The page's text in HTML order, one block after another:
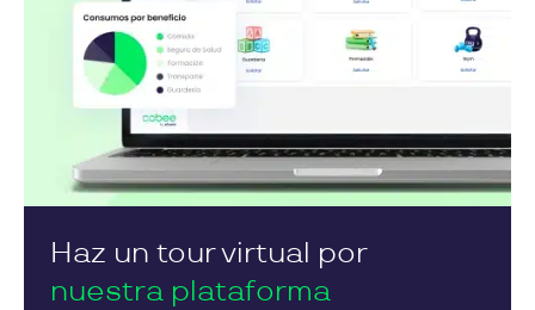
Haz un tour virtual por
nuestra plataforma